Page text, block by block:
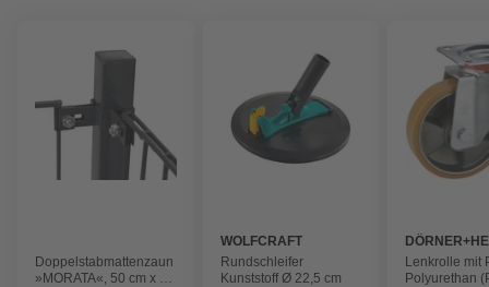
Doppelstabmattenzaun
»MORATA«, 50 cm x 50
WOLFCRAFT
Rundschleifer
Kunststoff Ø 22,5 cm
Lenkrolle mit
Polyurethan